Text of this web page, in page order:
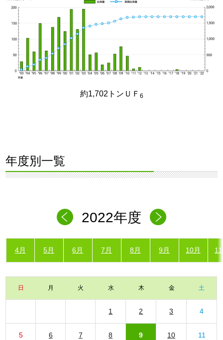
約1,702トンＵＦ 6
年度別一覧
2022年度
4月 5月 6月 7月 8月 9月 10月
日 月 火 水 木 金 土
1 2 3 4
5 6 7 8 9 10 11